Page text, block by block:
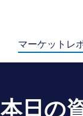
マーケットレ
本日の